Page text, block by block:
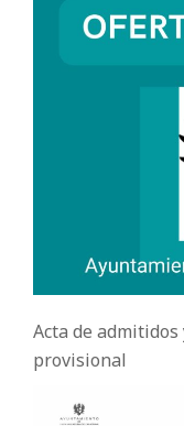
Acta de
provisional